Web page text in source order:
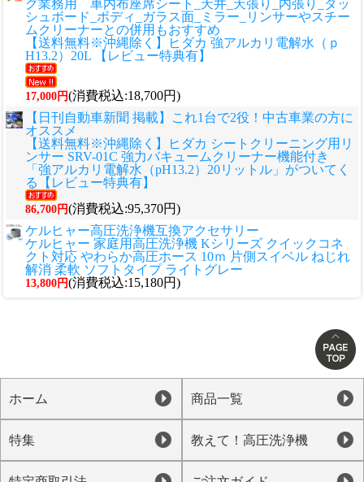
グ業務用 車内布座席シート_天井_天張り_内張り_ダッ
シュボード_ボディ_ガラス面_ミラー_リンサーやスチー
ムクリーナーとの併用もおすすめ
【送料無料※沖縄除く】ヒダカ 強アルカリ電解水（ｐ
H13.2）20L 【レビュー特典有】
17,000円(消費税込:18,700円)
【日刊自動車新聞 掲載】これ1台で2役！中古車業の方に
オススメ
【送料無料※沖縄除く】ヒダカ シートクリーニング用リ
ンサー SRV-01C 強力バキュームクリーナー機能付き
「強アルカリ電解水（pH13.2）20リットル」がついてく
る【レビュー特典有】
86,700円(消費税込:95,370円)
ケルヒャー高圧洗浄機互換アクセサリー
ケルヒャー 家庭用高圧洗浄機 Kシリーズ クイックコネ
クト対応 やわらか高圧ホース 10ｍ 片側スイベル ねじれ
解消 柔軟 ソフトタイプ ライトグレー
13,800円(消費税込:15,180円)
ホーム 商品一覧
特集 教えて！高圧洗浄機